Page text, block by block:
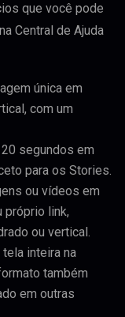
que você pode
Central de Ajuda
única em
com um
segundos em
para os Stories.
ou vídeos em
próprio link,
ou vertical.
inteira na
também
em outras